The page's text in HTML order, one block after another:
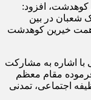
کوهدشت، افزود:
شعبان در بین
همت خیرین کوهدشت
اشاره به مشارکت
مقام معظم
اجتماعی، تمدنی